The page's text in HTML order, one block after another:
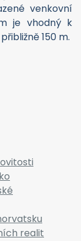
venkovní
je vhodný k
150 m.
realit